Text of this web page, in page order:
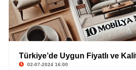
Türkiye’de Uygun Fiyatlı ve
02-07-2024 16:00